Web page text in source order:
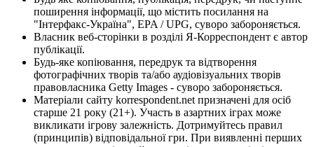
поширення інформації, що містить посилання на
"Інтерфакс-Україна", EPA / UPG, суворо забороняється.
Власник веб-сторінки в розділі Я-Корреспондент є автор
публікації.
Будь-яке копіювання, передрук та відтворення
фотографічних творів та/або аудіовізуальних творів
правовласника Getty Images - суворо забороняється.
Матеріали сайту korrespondent.net призначені для осіб
старше 21 року (21+). Участь в азартних іграх може
викликати ігрову залежність. Дотримуйтесь правил
(принципів) відповідальної гри. При виявленні перших